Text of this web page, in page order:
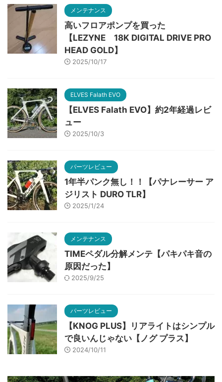
メンテナンス
高いフロアポンプを買った
【LEZYNE 18K DIGITAL DRIVE PRO
HEAD GOLD】
2025/10/17
ELVES Falath EVO
【ELVES Falath EVO】約2年経過レビ
ュー
2025/10/3
パーツレビュー
1年半パンク無し！！【パナレーサー ア
ジリスト DURO TLR】
2025/1/24
メンテナンス
TIMEペダル分解メンテ【パキパキ音の
原因だった】
2025/9/25
パーツレビュー
【KNOG PLUS】リアライトはシンプル
で良いんじゃない【ノグ プラス】
2024/10/11